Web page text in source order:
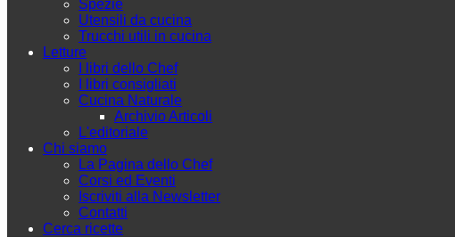
Spezie
Utensili da cucina
Trucchi utili in cucina
Letture
I libri dello Chef
I libri consigliati
Cucina Naturale
Archivio Articoli
L'editoriale
Chi siamo
La Pagina dello Chef
Corsi ed Eventi
Iscriviti alla Newsletter
Contatti
Cerca ricette